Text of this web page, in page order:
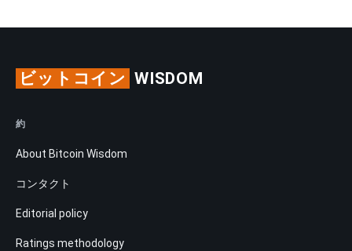
ビットコイン WISDOM
約
About Bitcoin Wisdom
コンタクト
Editorial policy
Ratings methodology